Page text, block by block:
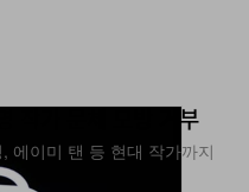
작가 문체 모방 거부
에이미 탠 등 현대 작가까지